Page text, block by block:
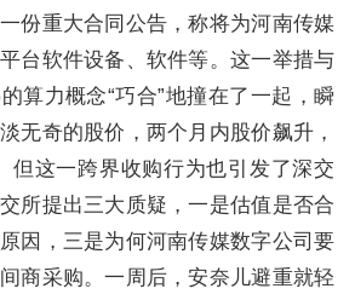
份重大合同公告，称将为河南传媒
台软件设备、软件等。这一举措与
算力概念“巧合”地撞在了一起，瞬
无奇的股价，两个月内股价飙升，
但这一跨界收购行为也引发了深交
所提出三大质疑，一是估值是否合
因，三是为何河南传媒数字公司要
商采购。一周后，安奈儿避重就轻